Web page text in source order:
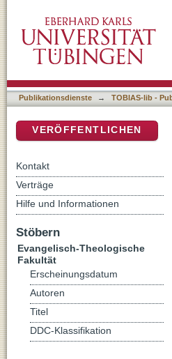
Publikationsdienste → TOBIAS-lib -
VERÖFFENTLICHEN
Kontakt
Verträge
Hilfe und Informationen
Stöbern
Evangelisch-Theologische
Fakultät
Erscheinungsdatum
Autoren
Titel
DDC-Klassifikation